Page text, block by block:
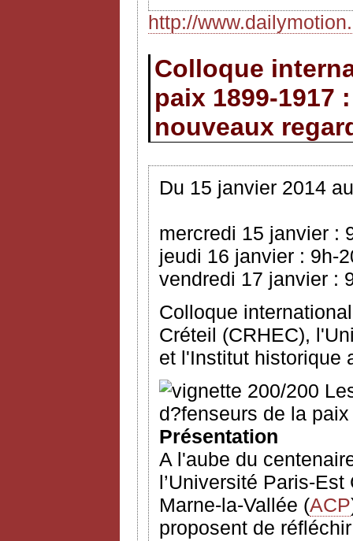
http://
Colloque
paix 1899-1917
nouveaux
Du 15 janvier 2014
mercredi 15 janvier :
jeudi 16 janvier : 9h-
vendredi 17 janvier :
Colloque
Créteil (CRHEC),
et l'Institut historique
Présentation
A l'aube du
l’Université Paris-Est
Marne-la-Vallée (ACP
proposent de